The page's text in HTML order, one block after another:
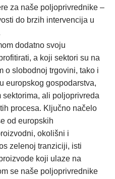
za naše poljoprivrednike –
do brzih intervencija u
dodatno svoju
a koji sektori su na
o slobodnoj trgovini, tako i
europskog gospodarstva,
ali poljoprivreda
procesa. Ključno načelo
od europskih
okolišni i
zelenoj tranziciji, isti
koji ulaze na
se naše poljoprivrednike